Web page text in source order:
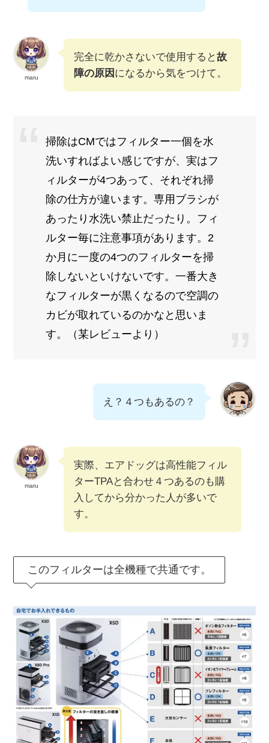
maru
完全に乾かさないで使用すると故
障の原因 になるから気をつけて。
掃除はCMではフィルター一個を水
洗いすればよい感じですが、実はフ
ィルターが4つあって、それぞれ掃
除の仕方が違います。専用ブラシが
あったり水洗い禁止だったり。フィ
ルター毎に注意事項があります。2
か月に一度の4つのフィルターを掃
除しないといけないです。一番大き
なフィルターが黒くなるので空調の
カビが取れているのかなと思いま
す。（某レビューより）
え？４つもあるの？
maru
実際、エアドッグは高性能フィル
ターTPAと合わせ４つあるのも購
入してから分かった人が多いで
す。
このフィルターは全機種で共通です。